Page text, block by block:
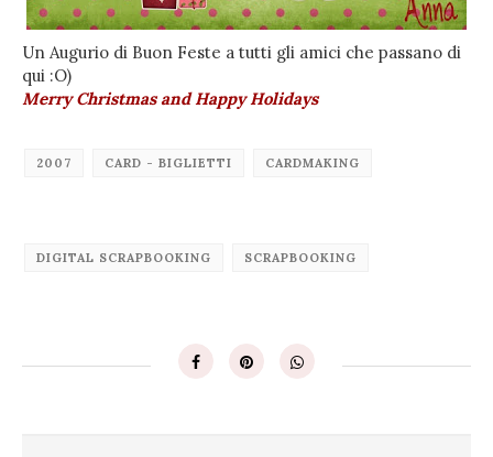
Un Augurio di Buon Feste a tutti gli amici che passano di
qui :O)
Merry Christmas and Happy Holidays
2007 CARD - BIGLIETTI CARDMAKING
DIGITAL SCRAPBOOKING SCRAPBOOKING